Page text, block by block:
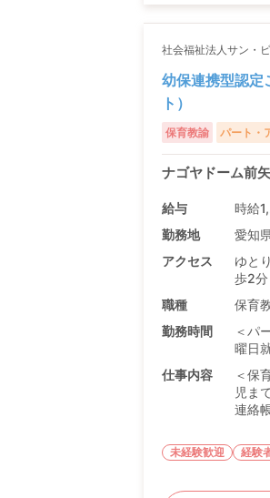
社会福祉法人サン・
幼保連携型認定
ト）
保育教諭 パート・
ナゴヤドーム前
給与
時給
勤務地
愛知
アクセス
ゆと
歩2分
職種
保育
勤務時間
＜パ
曜日
仕事内容
＜保
児ま
連絡
未経験歓迎 経験